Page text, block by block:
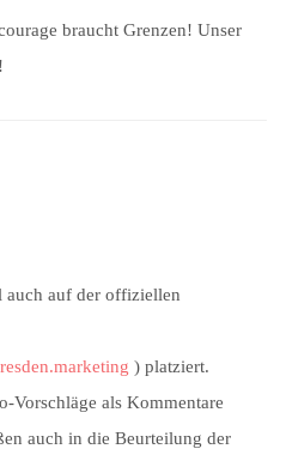
braucht Grenzen! Unser
auch auf der offiziellen
) platziert.
Vorschläge als Kommentare
auch in die Beurteilung der